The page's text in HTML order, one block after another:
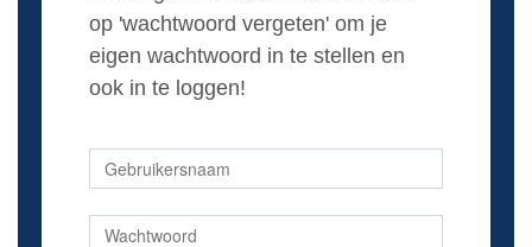
op 'wachtwoord vergeten' om je
eigen wachtwoord in te stellen en
ook in te loggen!